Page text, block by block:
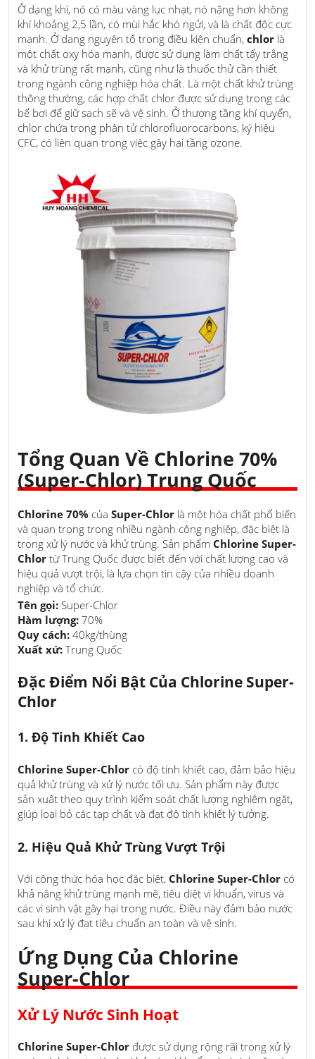
Ở dạng khí, nó có màu vàng lục nhạt, nó nặng hơn không
khí khoảng 2,5 lần, có mùi hắc khó ngửi, và là chất độc cực
mạnh. Ở dạng nguyên tố trong điều kiện chuẩn, chlor là
một chất oxy hóa mạnh, được sử dụng làm chất tẩy trắng
và khử trùng rất mạnh, cũng như là thuốc thử cần thiết
trong ngành công nghiệp hóa chất. Là một chất khử trùng
thông thường, các hợp chất chlor được sử dụng trong các
bể bơi để giữ sạch sẽ và vệ sinh. Ở thượng tầng khí quyển,
chlor chứa trong phân tử chlorofluorocarbons, ký hiệu
CFC, có liên quan trong việc gây hại tầng ozone.
Tổng Quan Về Chlorine 70%
(Super-Chlor) Trung Quốc
Chlorine 70% của Super-Chlor là một hóa chất phổ biến
và quan trọng trong nhiều ngành công nghiệp, đặc biệt là
trong xử lý nước và khử trùng. Sản phẩm Chlorine Super-
Chlor từ Trung Quốc được biết đến với chất lượng cao và
hiệu quả vượt trội, là lựa chọn tin cậy của nhiều doanh
nghiệp và tổ chức.
Tên gọi: Super-Chlor
Hàm lượng: 70%
Quy cách: 40kg/thùng
Xuất xứ: Trung Quốc
Đặc Điểm Nổi Bật Của Chlorine Super-
Chlor
1. Độ Tinh Khiết Cao
Chlorine Super-Chlor có độ tinh khiết cao, đảm bảo hiệu
quả khử trùng và xử lý nước tối ưu. Sản phẩm này được
sản xuất theo quy trình kiểm soát chất lượng nghiêm ngặt,
giúp loại bỏ các tạp chất và đạt độ tinh khiết lý tưởng.
2. Hiệu Quả Khử Trùng Vượt Trội
Với công thức hóa học đặc biệt, Chlorine Super-Chlor có
khả năng khử trùng mạnh mẽ, tiêu diệt vi khuẩn, virus và
các vi sinh vật gây hại trong nước. Điều này đảm bảo nước
sau khi xử lý đạt tiêu chuẩn an toàn và vệ sinh.
Ứng Dụng Của Chlorine
Super-Chlor
Xử Lý Nước Sinh Hoạt
Chlorine Super-Chlor được sử dụng rộng rãi trong xử lý